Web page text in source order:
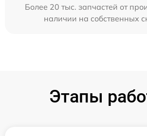
Более 20 тыс. запчастей от
наличии на собственных
Этапы